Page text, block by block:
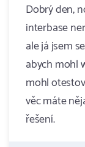
Dobrý den,
interbase
ale já jsem
abych mohl
mohl
věc máte
řešení.